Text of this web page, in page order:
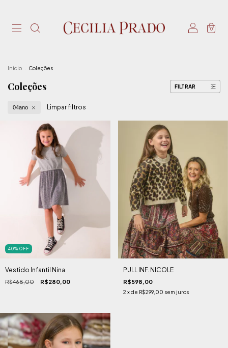
0
Início Coleções
Coleções FILTRAR
04ano Limpar filtros
40% OFF
Vestido Infantil Nina
R$468,00 R$280,00
PULL INF. NICOLE
R$598,00
2 x de R$299,00 sem juros